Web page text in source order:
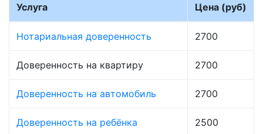
Услуга Цена (руб)
Нотариальная доверенность 2700
Доверенность на квартиру 2700
Доверенность на автомобиль 2700
Доверенность на ребёнка 2500